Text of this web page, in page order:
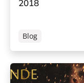
2018
Blog